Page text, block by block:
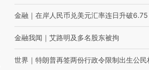
金融 ｜ 在岸人民币兑美元汇率连日升破6.75
金融我闻 ｜ 艾路明及多名股东被拘
世界 ｜ 特朗普再签两份行政令限制出生公民